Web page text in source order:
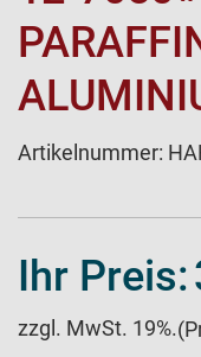
Artikelnummer:
Ihr Preis:
zzgl. MwSt. 19%.